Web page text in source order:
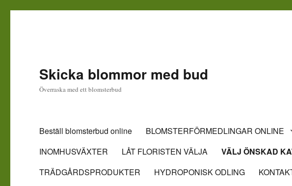
Skicka blommor med bud
Överraska med ett blomsterbud
Beställ blomsterbud online BLOMSTERFÖRMEDLINGAR ONLINE
INOMHUSVÄXTER
LÅT FLORISTEN VÄLJA VÄLJ ÖNSKAD
TRÄDGÅRDSPRODUKTER
HYDROPONISK ODLING